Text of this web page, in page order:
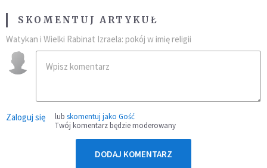
SKOMENTUJ ARTYKUŁ
Watykan i Wielki Rabinat Izraela: pokój w imię religii
Zaloguj się lub skomentuj jako Gość
Twój komentarz będzie moderowany
DODAJ KOMENTARZ